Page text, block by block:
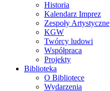
Historia
Kalendarz Imprez
Zespoły Artystyczne
KGW
Twórcy ludowi
Współpraca
Projekty
Biblioteka
O Bibliotece
Wydarzenia